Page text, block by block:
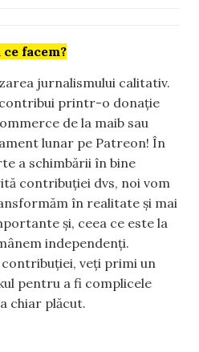
facem?
jurnalismului calitativ.
printr-o donație
de la maib sau
lunar pe Patreon! În
a schimbării în bine
contribuției dvs, noi vom
în realitate și mai
și, ceea ce este la
independenți.
veți primi un
pentru a fi complicele
chiar plăcut.